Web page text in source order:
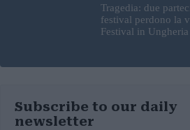
Tragedia: due
festival perdono la
Festival in Ungheria
Subscribe to our daily
newsletter